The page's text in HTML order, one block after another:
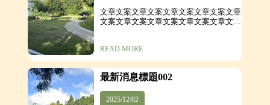
文章文案文章文案文章文案文章文案文章
文案文章文案文章文案文章文案文章文案
READ MORE
最新消息標題002
2025/12/02